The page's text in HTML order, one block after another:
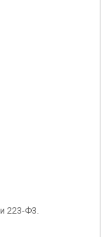
223-Ф3.